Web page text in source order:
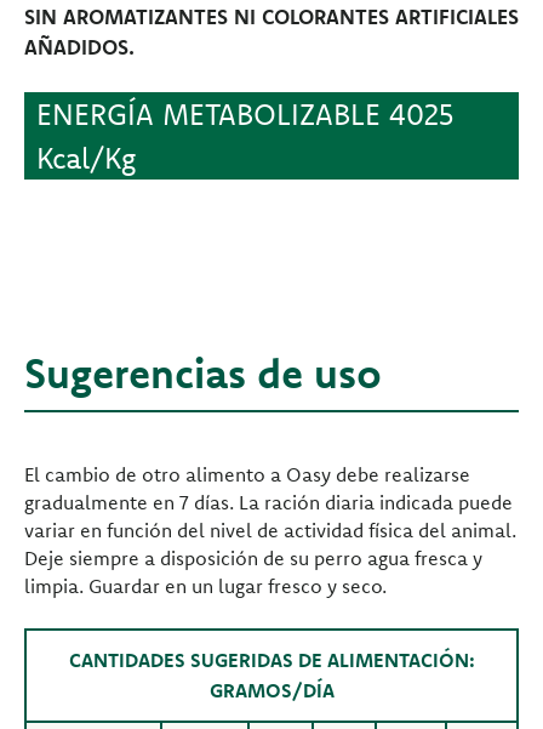
SIN AROMATIZANTES NI COLORANTES ARTIFICIALES
AÑADIDOS.
ENERGÍA METABOLIZABLE 4025
Kcal/Kg
Sugerencias de uso
El cambio de otro alimento a Oasy debe realizarse
gradualmente en 7 días. La ración diaria indicada puede
variar en función del nivel de actividad física del animal.
Deje siempre a disposición de su perro agua fresca y
limpia. Guardar en un lugar fresco y seco.
CANTIDADES SUGERIDAS DE ALIMENTACIÓN:
GRAMOS/DÍA